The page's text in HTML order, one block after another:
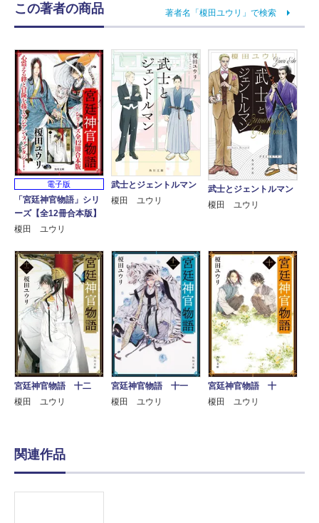
この著者の商品 著者名「榎田ユウリ」で検索
電子版
「宮廷神官物語」シリ
ーズ【全12冊合本版】
榎田 ユウリ
武士とジェントルマン
榎田 ユウリ
武士とジェントルマン
榎田 ユウリ
宮廷神官物語 十二
榎田 ユウリ
宮廷神官物語 十一
榎田 ユウリ
宮廷神官物語 十
榎田 ユウリ
関連作品